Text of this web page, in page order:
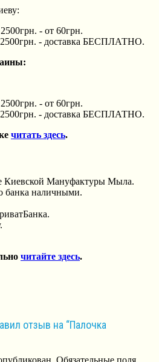
- от 60грн.
2500грн. - доставка БЕСПЛАТНО.
- от 60грн.
2500грн. - доставка БЕСПЛАТНО.
читать здесь.
Киевской Мануфактуры Мыла.
банка наличными.
читайте здесь.
отзыв на “Палочка